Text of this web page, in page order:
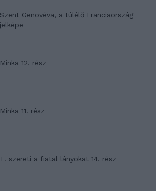
Szent Genovéva, a túlélő Franciaország
jelképe
Minka 12. rész
Minka 11. rész
T. szereti a fiatal lányokat 14. rész